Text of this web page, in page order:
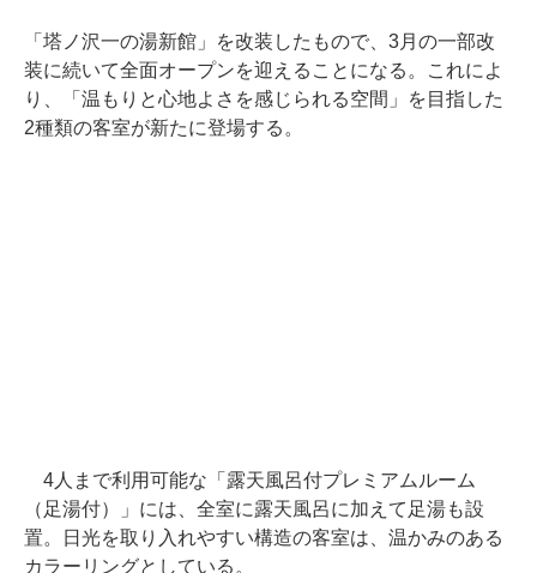
「塔ノ沢一の湯新館」を改装したもので、3月の一部改
装に続いて全面オープンを迎えることになる。これによ
り、「温もりと心地よさを感じられる空間」を目指した
2種類の客室が新たに登場する。
4人まで利用可能な「露天風呂付プレミアムルーム
（足湯付）」には、全室に露天風呂に加えて足湯も設
置。日光を取り入れやすい構造の客室は、温かみのある
カラーリングとしている。